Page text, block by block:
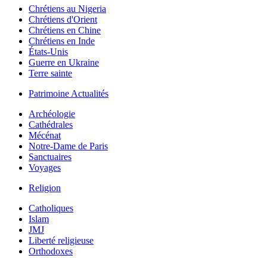
Chrétiens au Nigeria
Chrétiens d'Orient
Chrétiens en Chine
Chrétiens en Inde
États-Unis
Guerre en Ukraine
Terre sainte
Patrimoine Actualités
Archéologie
Cathédrales
Mécénat
Notre-Dame de Paris
Sanctuaires
Voyages
Religion
Catholiques
Islam
JMJ
Liberté religieuse
Orthodoxes